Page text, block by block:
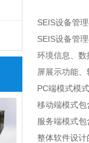
SEIS设备管
SEIS设备管
环境信息、
屏展示功能
PC端模式模
移动端模式
服务端模式
整体软件设